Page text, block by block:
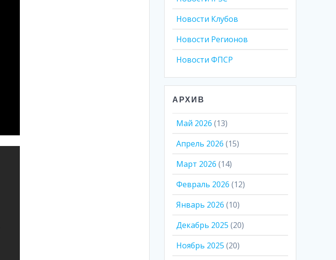
Новости Клубов
Новости Регионов
Новости ФПСР
АРХИВ
Май 2026 (13)
Апрель 2026 (15)
Март 2026 (14)
Февраль 2026 (12)
Январь 2026 (10)
Декабрь 2025 (20)
Ноябрь 2025 (20)